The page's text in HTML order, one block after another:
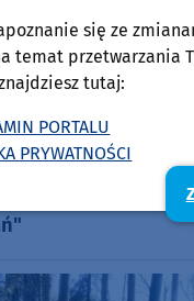
19:13
w Weekend FM.
w
się ze
temat przetwarzania
tutaj:
PORTALU
PRYWATNOŚCI